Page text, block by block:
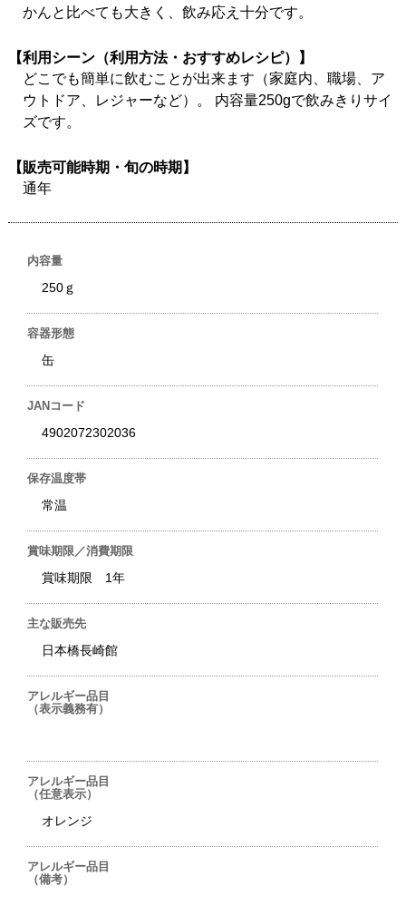
かんと比べても大きく、飲み応え十分です。
【利用シーン（利用方法・おすすめレシピ）】
どこでも簡単に飲むことが出来ます（家庭内、職場、ア
ウトドア、レジャーなど）。 内容量250gで飲みきりサイ
ズです。
【販売可能時期・旬の時期】
通年
内容量
250ｇ
容器形態
缶
JANコード
4902072302036
保存温度帯
常温
賞味期限／消費期限
賞味期限 1年
主な販売先
日本橋長崎館
アレルギー品目
（表示義務有）
アレルギー品目
（任意表示）
オレンジ
アレルギー品目
（備考）